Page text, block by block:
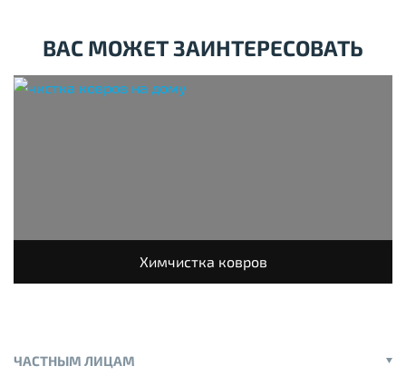
ВАС МОЖЕТ ЗАИНТЕРЕСОВАТЬ
Химчистка ковров
ЧАСТНЫМ ЛИЦАМ